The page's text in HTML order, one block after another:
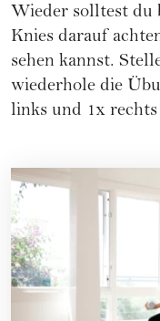
Wieder solltest du
Knies darauf
sehen kannst.
wiederhole die
links und 1x